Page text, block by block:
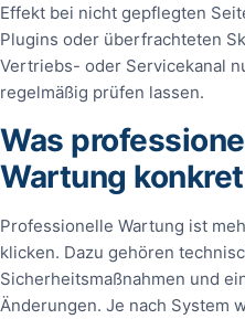
Effekt bei nicht gepflegten
Plugins oder überfrachteten
Vertriebs- oder Servicekanal
regelmäßig prüfen lassen.
Was
Wartung
Professionelle Wartung ist
klicken. Dazu gehören
Sicherheitsmaßnahmen und
Änderungen. Je nach System